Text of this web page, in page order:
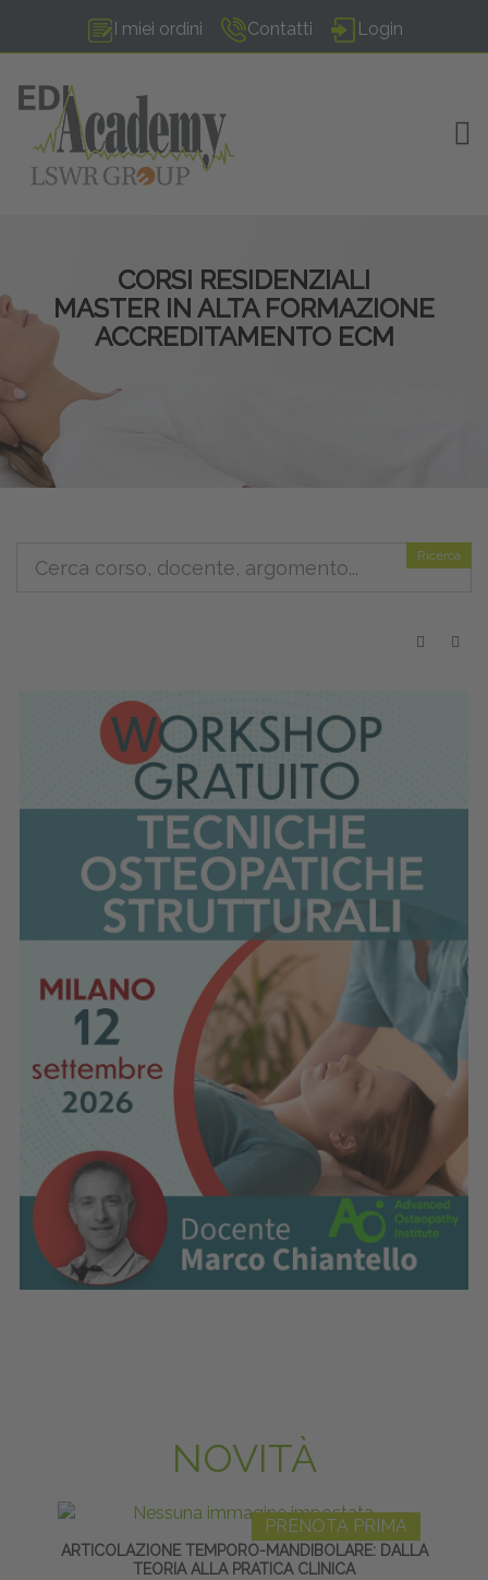
I miei ordini Contatti Login
CORSI RESIDENZIALI
MASTER IN ALTA FORMAZIONE
ACCREDITAMENTO ECM
Ricerca
NOVITÀ
PRENOTA PRIMA
ARTICOLAZIONE TEMPORO-MANDIBOLARE: DALLA
TEORIA ALLA PRATICA CLINICA